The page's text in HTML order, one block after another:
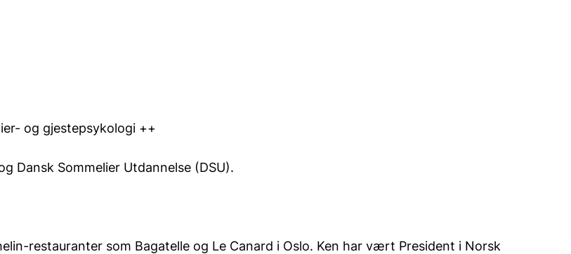
og gjestepsykologi ++
Dansk Sommelier Utdannelse (DSU).
restauranter som Bagatelle og Le Canard i Oslo. Ken har vært President i Norsk